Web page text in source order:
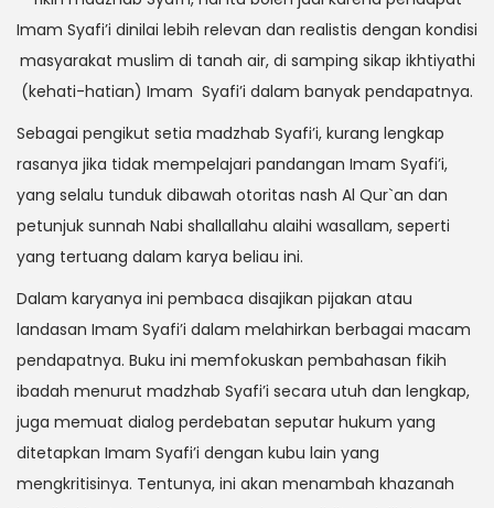
Imam Syafi’i dinilai lebih relevan dan realistis dengan kondisi
masyarakat muslim di tanah air, di samping sikap ikhtiyathi
(kehati-hatian) Imam Syafi’i dalam banyak pendapatnya.
Sebagai pengikut setia madzhab Syafi’i, kurang lengkap
rasanya jika tidak mempelajari pandangan Imam Syafi’i,
yang selalu tunduk dibawah otoritas nash Al Qur`an dan
petunjuk sunnah Nabi shallallahu alaihi wasallam, seperti
yang tertuang dalam karya beliau ini.
Dalam karyanya ini pembaca disajikan pijakan atau
landasan Imam Syafi’i dalam melahirkan berbagai macam
pendapatnya. Buku ini memfokuskan pembahasan fikih
ibadah menurut madzhab Syafi’i secara utuh dan lengkap,
juga memuat dialog perdebatan seputar hukum yang
ditetapkan Imam Syafi’i dengan kubu lain yang
mengkritisinya. Tentunya, ini akan menambah khazanah